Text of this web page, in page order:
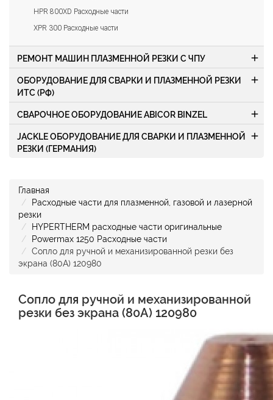
HPR 800XD Расходные части
XPR 300 Расходные части
РЕМОНТ МАШИН ПЛАЗМЕННОЙ РЕЗКИ С ЧПУ add
ОБОРУДОВАНИЕ ДЛЯ СВАРКИ И ПЛАЗМЕННОЙ РЕЗКИ
ИТС (РФ)
add
СВАРОЧНОЕ ОБОРУДОВАНИЕ ABICOR BINZEL add
JACKLE ОБОРУДОВАНИЕ ДЛЯ СВАРКИ И ПЛАЗМЕННОЙ
РЕЗКИ (ГЕРМАНИЯ)
add
Главная
Расходные части для плазменной, газовой и лазерной
резки
HYPERTHERM расходные части оригинальные
Powermax 1250 Расходные части
Сопло для ручной и механизированной резки без
экрана (80А) 120980
Сопло для ручной и механизированной
резки без экрана (80А) 120980